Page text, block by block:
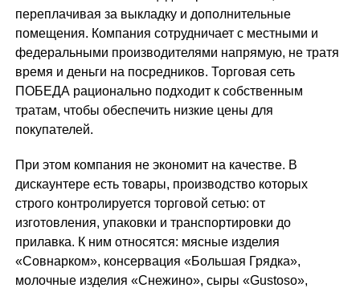
переплачивая за выкладку и дополнительные
помещения. Компания сотрудничает с местными и
федеральными производителями напрямую, не тратя
время и деньги на посредников. Торговая сеть
ПОБЕДА рационально подходит к собственным
тратам, чтобы обеспечить низкие цены для
покупателей.
При этом компания не экономит на качестве. В
дискаунтере есть товары, производство которых
строго контролируется торговой сетью: от
изготовления, упаковки и транспортировки до
прилавка. К ним относятся: мясные изделия
«Совнарком», консервация «Большая Грядка»,
молочные изделия «Снежино», сыры «Gustoso»,